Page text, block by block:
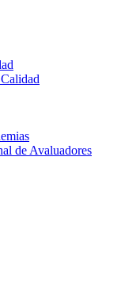
de Avaluadores